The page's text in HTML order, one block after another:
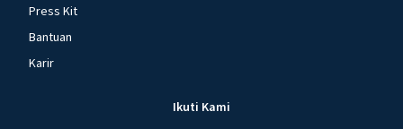
Press Kit
Bantuan
Karir
Ikuti Kami